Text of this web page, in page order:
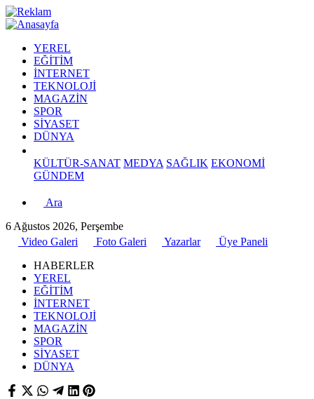
YEREL
EĞİTİM
İNTERNET
TEKNOLOJİ
MAGAZİN
SPOR
SİYASET
DÜNYA
KÜLTÜR-SANAT MEDYA SAĞLIK EKONOMİ
GÜNDEM
Ara
6 Ağustos 2026, Perşembe
Video Galeri
Foto Galeri Yazarlar
Üye Paneli
HABERLER
YEREL
EĞİTİM
İNTERNET
TEKNOLOJİ
MAGAZİN
SPOR
SİYASET
DÜNYA